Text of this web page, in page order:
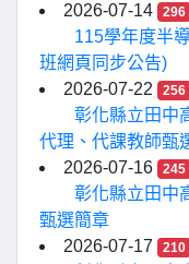
2026-07-14
296
115學年度半
班網頁同步公告)
2026-07-22
256
彰化縣立田中
代理、代課教師甄
2026-07-16
245
彰化縣立田中
甄選簡章
2026-07-17
210